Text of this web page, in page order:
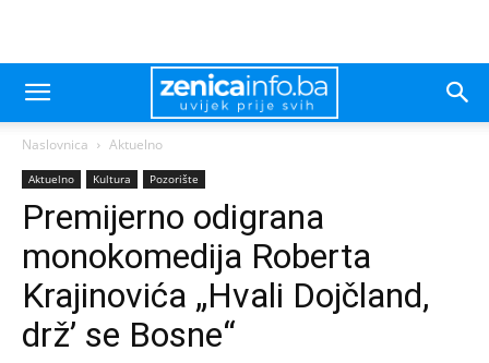
Naslovnica Aktuelno
Aktuelno Kultura Pozorište
Premijerno odigrana
monokomedija Roberta
Krajinovića „Hvali Dojčland,
drž’ se Bosne“